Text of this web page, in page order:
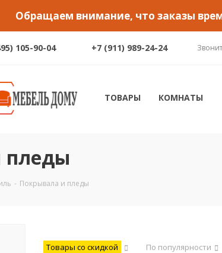
Обращаем внимание, что заказы
105-90-04 +7 (911) 989-24-24
ТОВАРЫ КОМНАТЫ
пледы
- Покрывала и пледы
Товары со скидкой По популярности